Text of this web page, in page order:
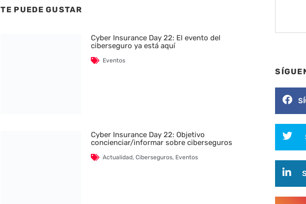
TE PUEDE GUSTAR
Cyber Insurance Day 22: El evento del
ciberseguro ya está aquí
Eventos
Cyber Insurance Day 22: Objetivo
concienciar/informar sobre ciberseguros
Actualidad, Ciberseguros, Eventos